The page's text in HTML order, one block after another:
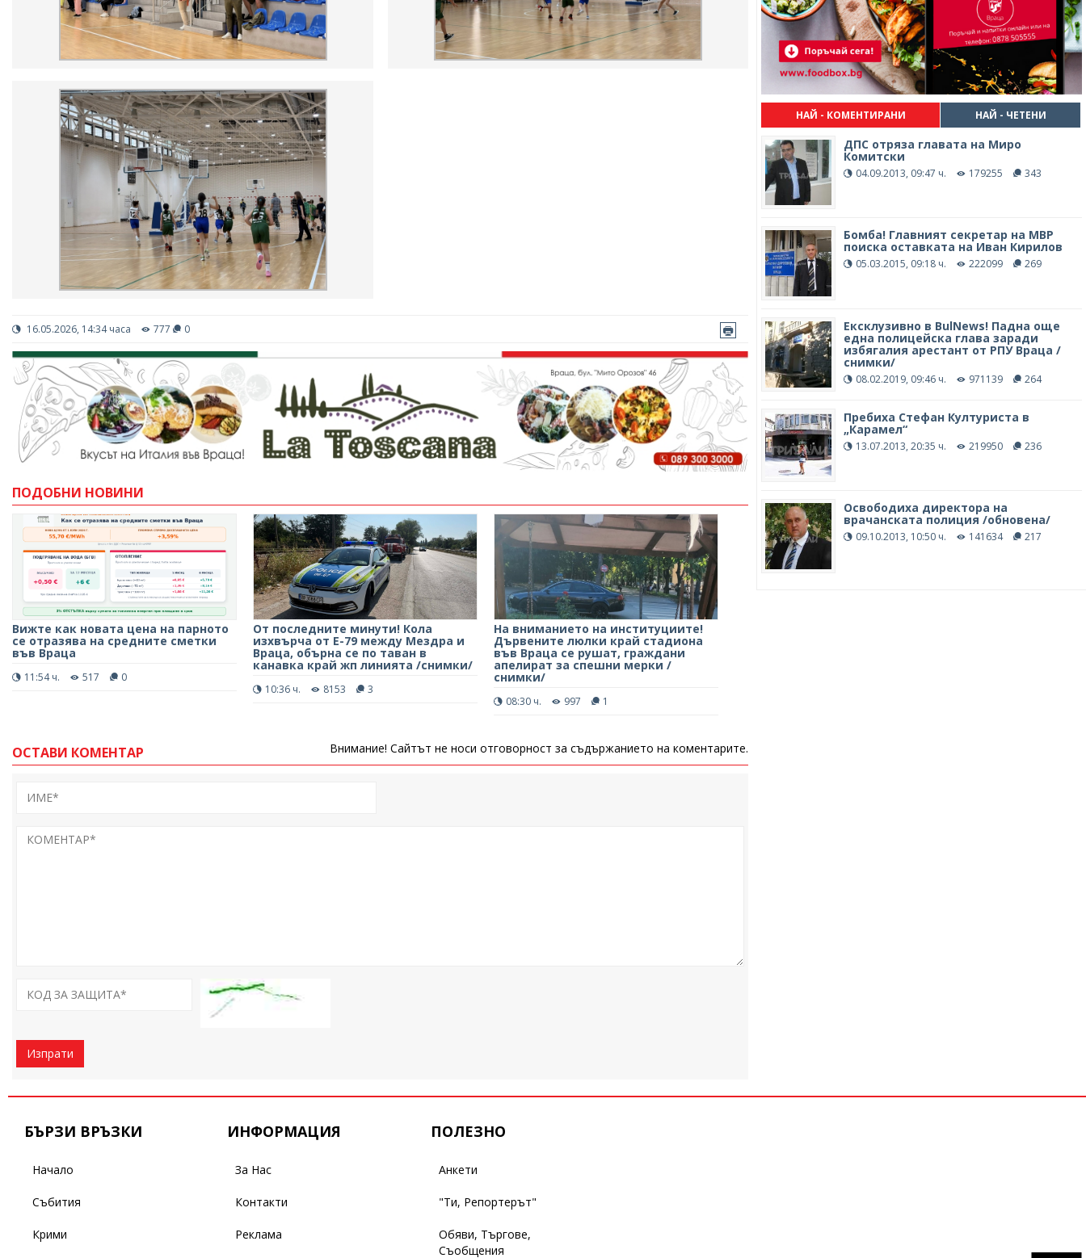
16.05.2026, 14:34 часа 777 0
ПОДОБНИ НОВИНИ
Вижте как новата цена на парното
се отразява на средните сметки
във Враца
11:54 ч. 517 0
От последните минути! Кола
изхвърча от Е-79 между Мездра и
Враца, обърна се по таван в
канавка край жп линията /снимки/
10:36 ч. 8153 3
На вниманието на институциите!
Дървените люлки край стадиона
във Враца се рушат, граждани
апелират за спешни мерки /
снимки/
08:30 ч. 997 1
ОСТАВИ КОМЕНТАР Внимание! Сайтът не носи отговорност за съдържанието на коментарите.
Изпрати
НАЙ - КОМЕНТИРАНИ НАЙ - ЧЕТЕНИ
ДПС отряза главата на Миро
Комитски
04.09.2013, 09:47 ч. 179255 343
Бомба! Главният секретар на МВР
поиска оставката на Иван Кирилов
05.03.2015, 09:18 ч. 222099 269
Ексклузивно в BulNews! Падна още
една полицейска глава заради
избягалия арестант от РПУ Враца /
снимки/
08.02.2019, 09:46 ч. 971139 264
Пребиха Стефан Културиста в
„Карамел“
13.07.2013, 20:35 ч. 219950 236
Освободиха директора на
врачанската полиция /обновена/
09.10.2013, 10:50 ч. 141634 217
БЪРЗИ ВРЪЗКИ
Начало
Събития
Крими
ИНФОРМАЦИЯ
За Нас
Контакти
Реклама
ПОЛЕЗНО
Анкети
"Ти, Репортерът"
Обяви, Търгове,
Съобщения